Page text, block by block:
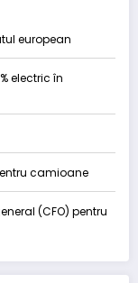
european
electric în
camioane
(CFO) pentru